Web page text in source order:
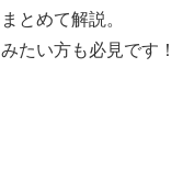
とめて解説。
たい方も必見です！